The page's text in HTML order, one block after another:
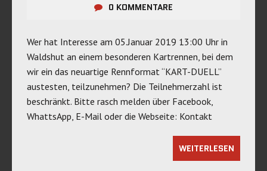
0 KOMMENTARE
Wer hat Interesse am 05.Januar 2019 13:00 Uhr in
Waldshut an einem besonderen Kartrennen, bei dem
wir ein das neuartige Rennformat “KART-DUELL”
austesten, teilzunehmen? Die Teilnehmerzahl ist
beschränkt. Bitte rasch melden über Facebook,
WhattsApp, E-Mail oder die Webseite: Kontakt
WEITERLESEN